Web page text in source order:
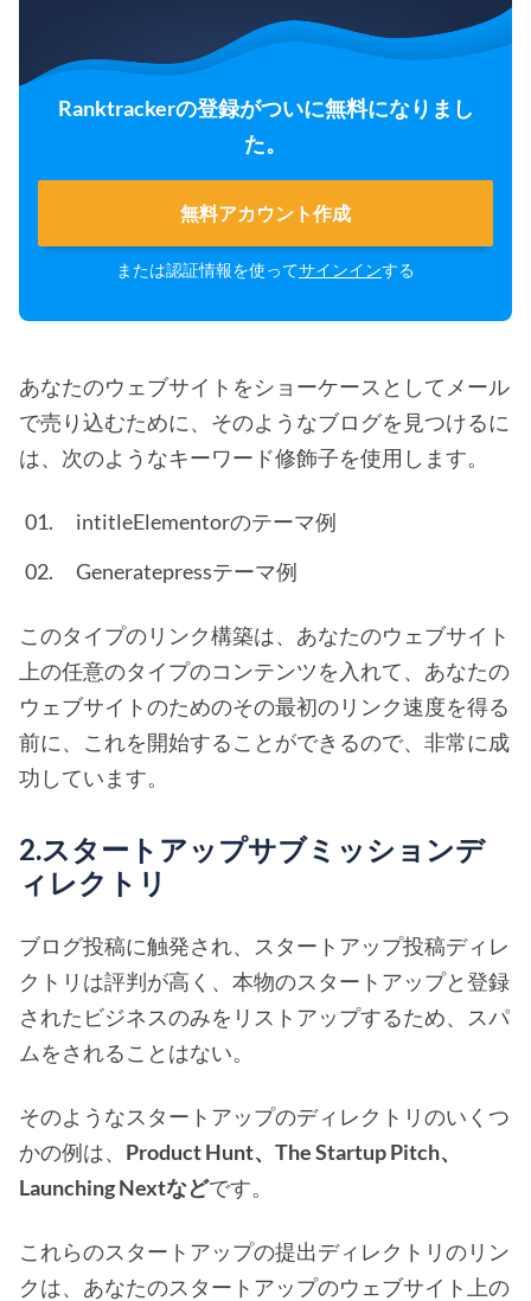
Ranktrackerの登録がついに無料になりまし
た。
無料アカウント作成
または認証情報を使ってサインインする
あなたのウェブサイトをショーケースとしてメール
で売り込むために、そのようなブログを見つけるに
は、次のようなキーワード修飾子を使用します。
intitleElementorのテーマ例
Generatepressテーマ例
このタイプのリンク構築は、あなたのウェブサイト
上の任意のタイプのコンテンツを入れて、あなたの
ウェブサイトのためのその最初のリンク速度を得る
前に、これを開始することができるので、非常に成
功しています。
2.スタートアップサブミッションデ
ィレクトリ
ブログ投稿に触発され、スタートアップ投稿ディレ
クトリは評判が高く、本物のスタートアップと登録
されたビジネスのみをリストアップするため、スパ
ムをされることはない。
そのようなスタートアップのディレクトリのいくつ
かの例は、 Product Hunt、The Startup Pitch、
Launching Nextなどです。
これらのスタートアップの提出ディレクトリのリン
クは、あなたのスタートアップのウェブサイト上の